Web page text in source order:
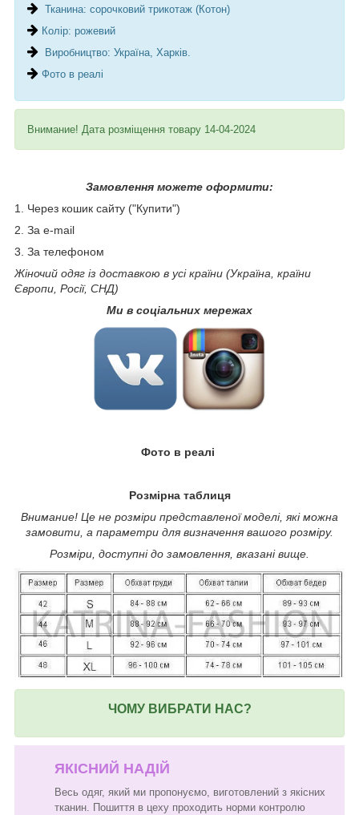
Тканина: сорочковий трикотаж (Котон)
Колір: рожевий
Виробництво: Україна, Харків.
Фото в реалі
Внимание! Дата розміщення товару 14-04-2024
Замовлення можете оформити:
1. Через кошик сайту ("Купити")
2. За e-mail
3. За телефоном
Жіночий одяг із доставкою в усі країни (Україна, країни
Європи, Росії, СНД)
Ми в соціальних мережах
Фото в реалі
Розмірна таблиця
Внимание! Це не розміри представленої моделі, які можна
замовити, а параметри для визначення вашого розміру.
Розміри, доступні до замовлення, вказані вище.
ЧОМУ ВИБРАТИ НАС?
ЯКІСНИЙ НАДІЙ
Весь одяг, який ми пропонуємо, виготовлений з якісних
тканин. Пошиття в цеху проходить норми контролю